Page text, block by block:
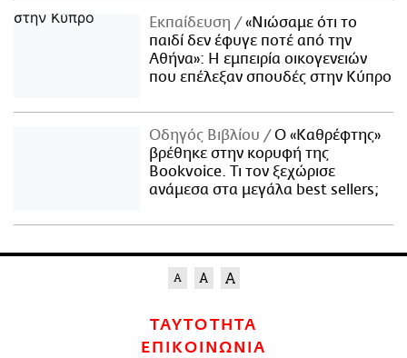
Εκπαίδευση
«Νιώσαμε ότι το
παιδί δεν έφυγε ποτέ από την
Αθήνα»: Η εμπειρία οικογενειών
που επέλεξαν σπουδές στην Κύπρο
Οδηγός Βιβλίου
Ο «Καθρέφτης»
βρέθηκε στην κορυφή της
Bookvoice. Τι τον ξεχώρισε
ανάμεσα στα μεγάλα best sellers;
ΤΑΥΤΟΤΗΤΑ
ΕΠΙΚΟΙΝΩΝΙΑ